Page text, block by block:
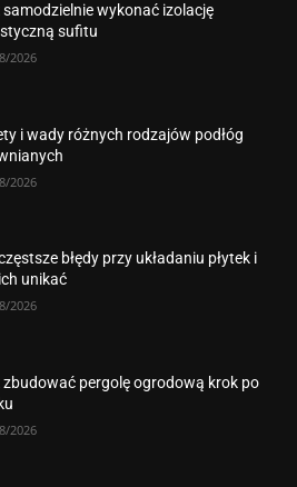
samodzielnie wykonać izolację
sufitu
2026
i wady różnych rodzajów podłóg
2026
błędy przy układaniu płytek i
unikać
2026
zbudować pergolę ogrodową krok po
2026